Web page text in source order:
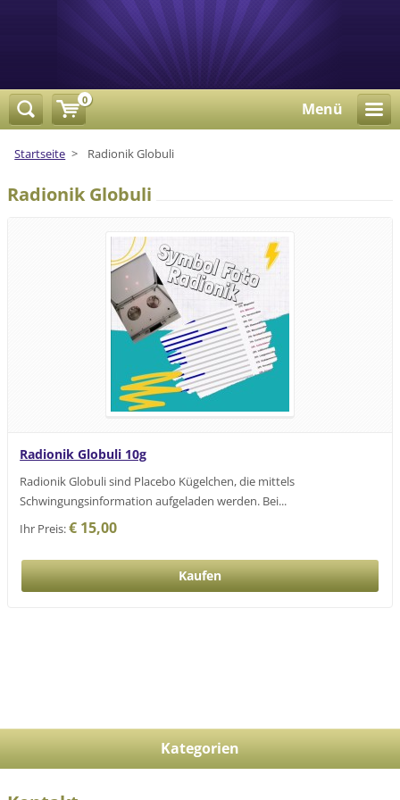
Menü
Startseite > Radionik Globuli
Radionik Globuli
Radionik Globuli 10g
Radionik Globuli sind Placebo Kügelchen, die mittels
Schwingungsinformation aufgeladen werden. Bei...
Ihr Preis:€ 15,00
Kategorien
0